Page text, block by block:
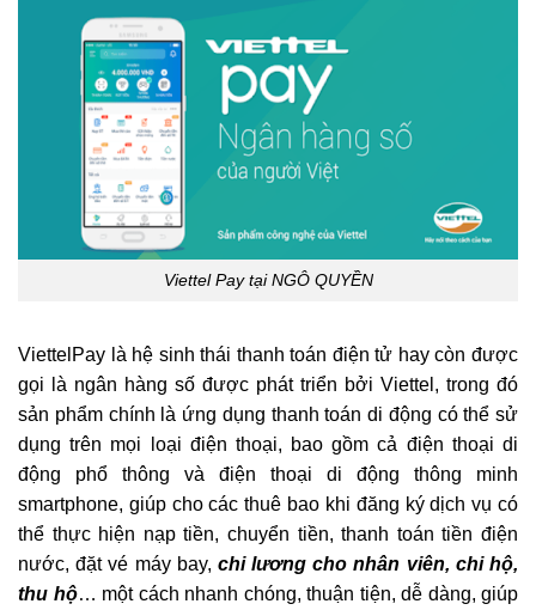
Viettel Pay tại NGÔ QUYỀN
ViettelPay là hệ sinh thái thanh toán điện tử hay còn được
gọi là ngân hàng số được phát triển bởi Viettel, trong đó
sản phẩm chính là ứng dụng thanh toán di động có thể sử
dụng trên mọi loại điện thoại, bao gồm cả điện thoại di
động phổ thông và điện thoại di động thông minh
smartphone, giúp cho các thuê bao khi đăng ký dịch vụ có
thể thực hiện nạp tiền, chuyển tiền, thanh toán tiền điện
nước, đặt vé máy bay, chi lương cho nhân viên, chi hộ,
thu hộ… một cách nhanh chóng, thuận tiện, dễ dàng, giúp